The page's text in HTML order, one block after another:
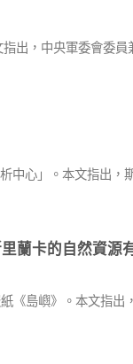
出，中央軍委會委
中心」。本文指出，
蘭卡的自然資源
《島嶼》。本文指出